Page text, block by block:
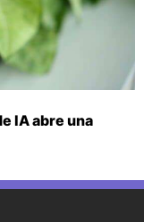
IA abre una